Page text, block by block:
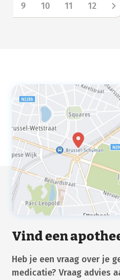
9 10 11 12
Vind een
Heb je een vraag over je
medicatie? Vraag advies